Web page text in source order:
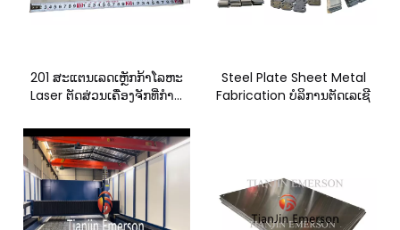
201 ສະແຕນເລດເຫຼັກກ້າໂລຫະ
Laser ຕັດສ່ວນເຄື່ອງຈັກທີ່ກໍາຫ
Steel Plate Sheet Metal
Fabrication ບໍລິການຕັດເລເຊີ